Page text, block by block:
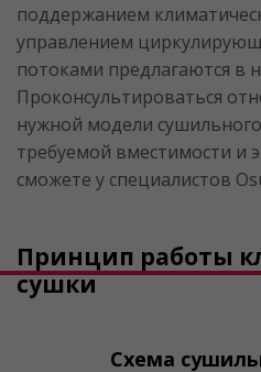
поддержанием
управлением
потоками предлагаются в
Проконсультироваться
нужной модели
требуемой вместимости и
сможете у специалистов
Принцип работы
сушки
Схема